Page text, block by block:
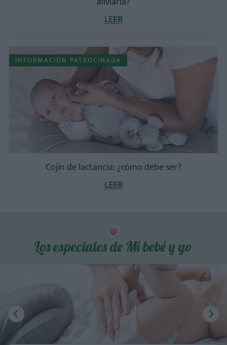
Los especiales de Mi bebé y yo
LEER
INFORMACIÓN PATROCINADA
Cojín de lactancia: ¿cómo debe ser?
LEER